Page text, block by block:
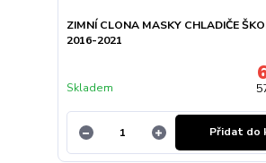
ZIMNÍ CLONA MASKY CHLADIČE
2016-2021
Skladem
Přidat do